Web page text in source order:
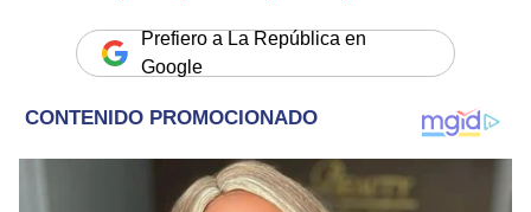
Prefiero a La República en
Google